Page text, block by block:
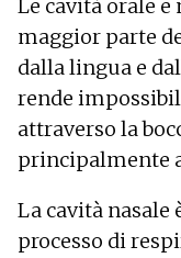
Le cavità orale
maggior parte
dalla lingua e
rende
attraverso la
principalmente
La cavità
processo di